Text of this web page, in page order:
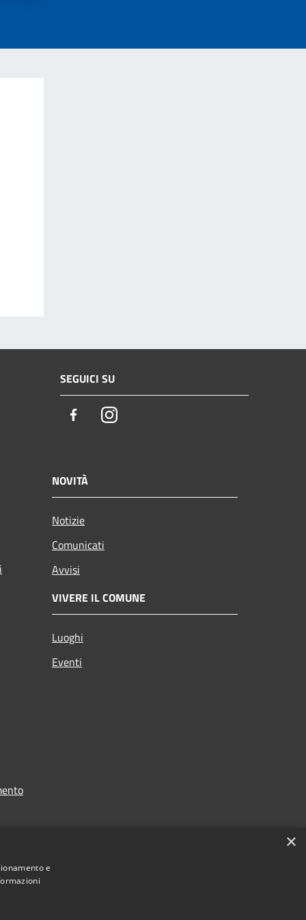
SEGUICI SU
FacebookInstagram
NOVITÀ
Notizie
Comunicati
Avvisi
VIVERE IL COMUNE
Luoghi
Eventi
×
e